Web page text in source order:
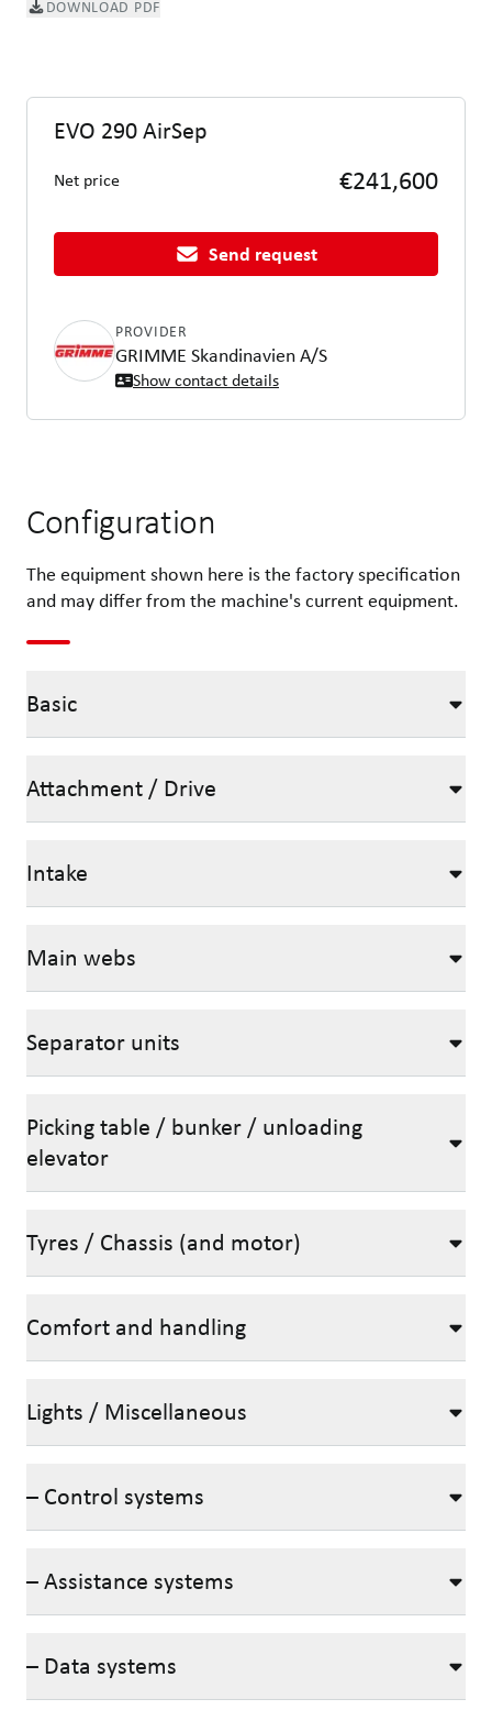
DOWNLOAD PDF
EVO 290 AirSep
Net price €241,600
Send request
PROVIDER
GRIMME Skandinavien A/S
Show contact details
Configuration
The equipment shown here is the factory specification
and may differ from the machine's current equipment.
Basic
Attachment / Drive
Intake
Main webs
Separator units
Picking table / bunker / unloading
elevator
Tyres / Chassis (and motor)
Comfort and handling
Lights / Miscellaneous
– Control systems
– Assistance systems
– Data systems